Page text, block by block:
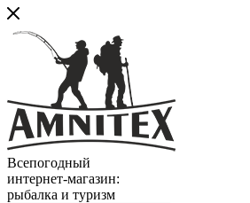
Всепогодный
интернет-магазин:
рыбалка и туризм